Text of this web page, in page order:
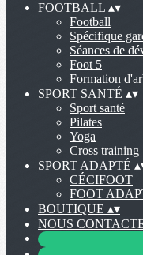
FOOTBALL ▴▾
Football
Spécifique
Séances de
Foot 5
Formation
SPORT SANTÉ ▴▾
Sport santé
Pilates
Yoga
Cross training
SPORT ADAPTÉ ▴
CÉCIFOOT
FOOT
BOUTIQUE ▴▾
NOUS